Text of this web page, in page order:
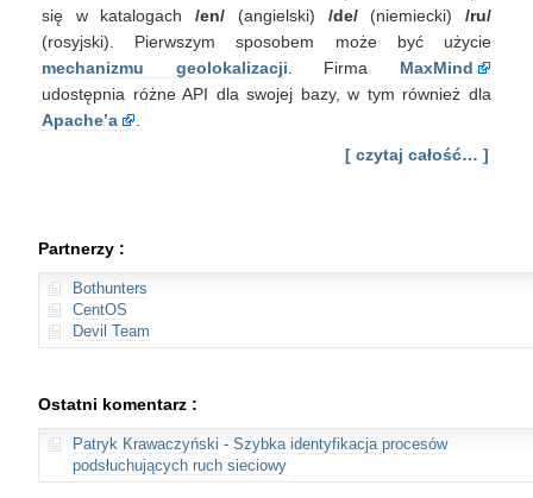
się w katalogach/en/ (angielski) /de/(niemiecki)/ru/
(rosyjski). Pierwszym sposobem może być użycie
mechanizmu geolokalizacji . Firma MaxMind
udostępnia różne API dla swojej bazy, w tym również dla
Apache’a
[ czytaj całość… ]
Partnerzy :
Bothunters
CentOS
Devil Team
Ostatni komentarz :
Patryk Krawaczyński - Szybka identyfikacja procesów
podsłuchujących ruch sieciowy